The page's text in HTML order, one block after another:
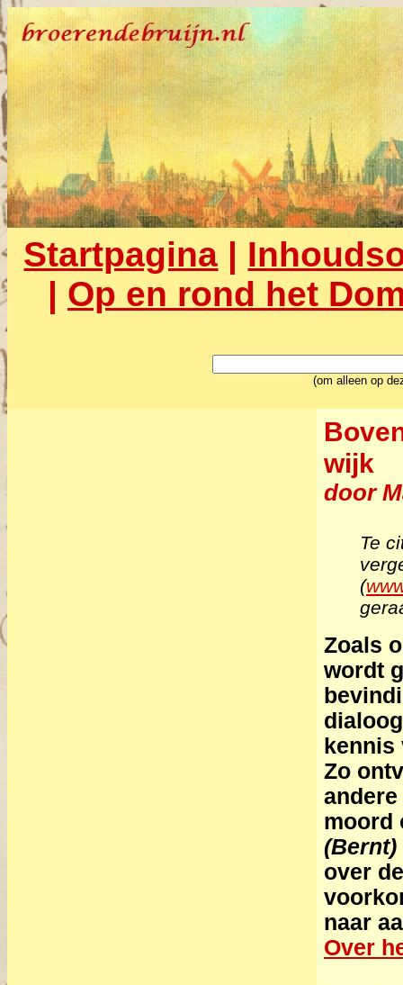
Startpagina |
| Op en rond het
(om alleen op
wijk
door
Te
(
Zoals
wordt
Zo
moord
(Bernt)
over
naar
Over